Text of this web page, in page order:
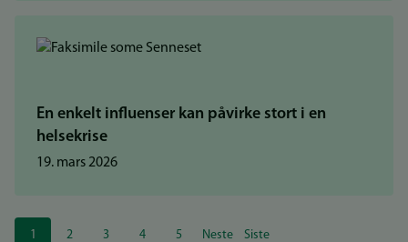
En enkelt influenser kan påvirke stort i en
helsekrise
19. mars 2026
Sider
1 2 3 4 5 Neste Siste